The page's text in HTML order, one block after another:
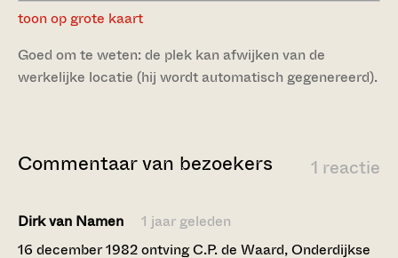
toon op grote kaart
Goed om te weten: de plek kan afwijken van de
werkelijke locatie (hij wordt automatisch gegenereerd).
1 reactie
Commentaar van bezoekers
Dirk van Namen
1 jaar geleden
16 december 1982 ontving C.P. de Waard, Onderdijkse